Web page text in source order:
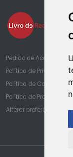
Pedido de Acesso à
Política de Privacidade
Política de Cookies
Política de Proteção de
Alterar preferências de